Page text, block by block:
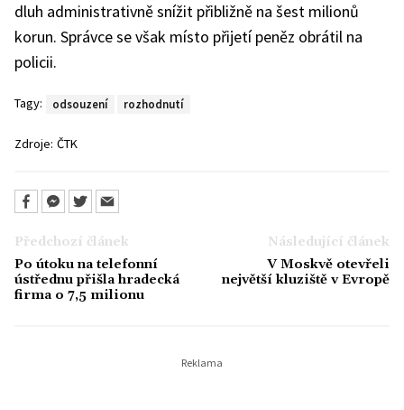
dluh administrativně snížit přibližně na šest milionů
korun. Správce se však místo přijetí peněz obrátil na
policii.
Tagy: odsouzení rozhodnutí
Zdroje: ČTK
Předchozí článek
Po útoku na telefonní
ústřednu přišla hradecká
firma o 7,5 milionu
Následující článek
V Moskvě otevřeli
největší kluziště v Evropě